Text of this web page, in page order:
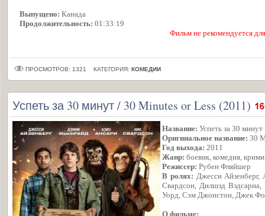
Выпущено: Канада
Продолжительность: 01:33:19
Фильм не рекомендуется
ПРОСМОТРОВ: 1321 КАТЕГОРИЯ: КОМЕДИИ
Успеть за 30 минут / 30 Minutes or Less (2011)
Название: Успеть за 30 минут
Оригинальное название: 30
Год выхода: 2011
Жанр: боевик, комедия,
Режисcер: Рубен Фляйшер
В ролях: Джесси
Свардсон, Дилшэд
Уорд, Сэм Джонстон, Джек
О фильме: